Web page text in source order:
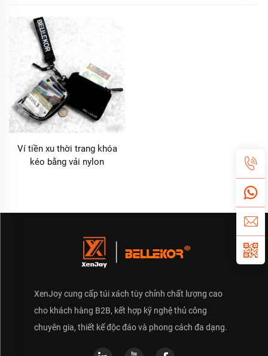
Ví tiền xu thời trang khóa
kéo bằng vải nylon
XenJoy cung cấp túi xách tùy chỉnh chất lượng cao
cho khách hàng B2B, kết hợp kỹ nghệ thủ công
chuyên gia, thiết kế độc đáo và phong cách đa dạng.